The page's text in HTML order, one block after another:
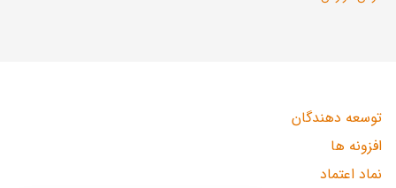
توسعه دهندگان
افزونه ها
نماد اعتماد